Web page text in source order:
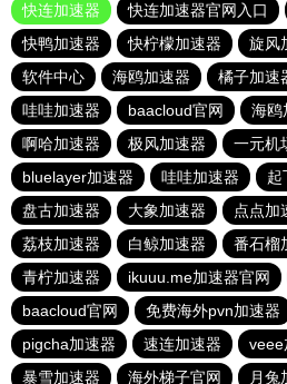
快连加速器
快连加速器官网入口
快鸭加速器
快柠檬加速器 旋风
软件中心
海鸥加速器 橘子加速
哇哇加速器
baacloud官网 海鸥
啊哈加速器
极风加速器 一元机
bluelayer加速器
哇哇加速器 起
盘古加速器
大象加速器 点点加
荔枝加速器
白鲸加速器 番石榴
青柠加速器
ikuuu.me加速器官网
baacloud官网
免费海外pvn加速器
pigcha加速器
速连加速器 veee
暴雪加速器
海外梯子官网 月兔